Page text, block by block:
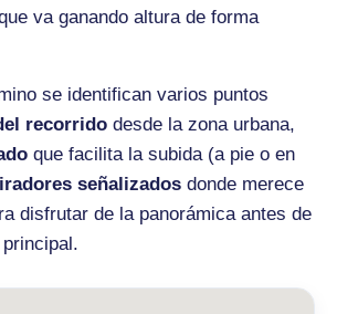
va ganando altura de forma
se identifican varios puntos
recorrido desde la zona urbana,
que facilita la subida (a pie o en
señalizados donde merece
disfrutar de la panorámica antes de
principal.